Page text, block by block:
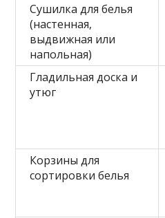
Сушилка для белья
(настенная,
выдвижная или
напольная)
Гладильная доска и
утюг
Корзины для
сортировки белья